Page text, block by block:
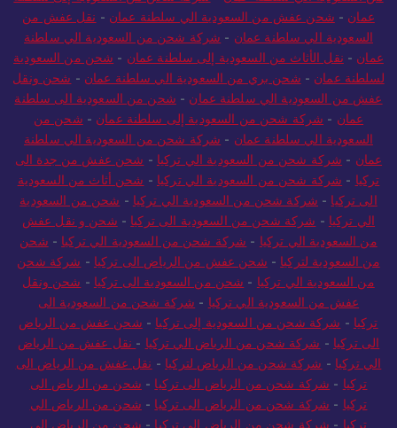
من السعودية الي سلطنة عمان
شركة شحن من السعودية إلى سلطنة
عمان
شحن عفش من السعودية الي سلطنة عمان
نقل عفش من
السعودية الي سلطنة عمان
شركة شحن من السعودية الي سلطنة
عمان- نقل الأثاث من السعودية إلى سلطنة عمان
شحن من السعودية
لسلطنة عمان
شحن بري من السعودية الي سلطنة عمان -شحن ونقل
عفش من السعودية الي سلطنة عمان -
شحن من السعودية الى سلطنة
عمان
شركة شحن من السعودية إلى سلطنة عمان
شحن من
السعودية الي سلطنة عمان
شركة شحن من السعودية الي سلطنة
عمان
شركة شحن من السعودية الي تركيا
شحن عفش من جدة الى
تركيا
-شركة شحن من السعودية الي تركيا -شحن أثاث من السعودية
الى تركيا- شركة شحن من السعودية الي تركيا-
شحن من السعودية
الي تركيا
شركة شحن من السعودية الى تركيا
شحن و نقل عفش
من السعودية الي تركيا
شركة شحن من السعودية الي تركيا-
شحن
من السعودية لتركيا
-شحن عفش من الرياض الى تركيا
شركة شحن
من السعودية الي تركيا
- شحن من السعودية الى تركيا
شحن ونقل
عفش من السعودية الي تركيا
-شركة شحن من السعودية الى
تركيا
- شركة شحن من السعودية إلى تركيا-
شحن عفش من الرياض
الى تركيا
شركة شحن من الرياض الي تركيا -
نقل عفش من الرياض
الي تركيا
شركة شحن من الرياض لتركيا-
نقل عفش من الرياض الى
تركيا
شركة شحن من الرياض الى تركيا
شحن من الرياض الى
تركيا
شركة شحن من الرياض الى تركيا
شحن من الرياض الي